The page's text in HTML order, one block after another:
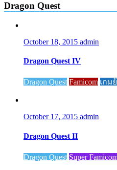
Dragon Quest
October 18, 2015 admin
Dragon Quest IV
Dragon Quest Famicom เกม
October 17, 2015 admin
Dragon Quest II
Dragon Quest Super